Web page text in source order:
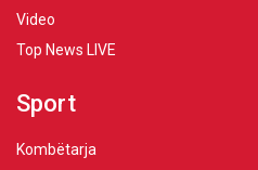
Video
Top News LIVE
Sport
Kombëtarja